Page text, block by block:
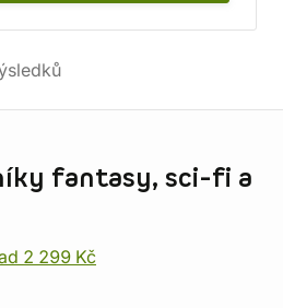
fantasy, sci-fi a
2 299 Kč